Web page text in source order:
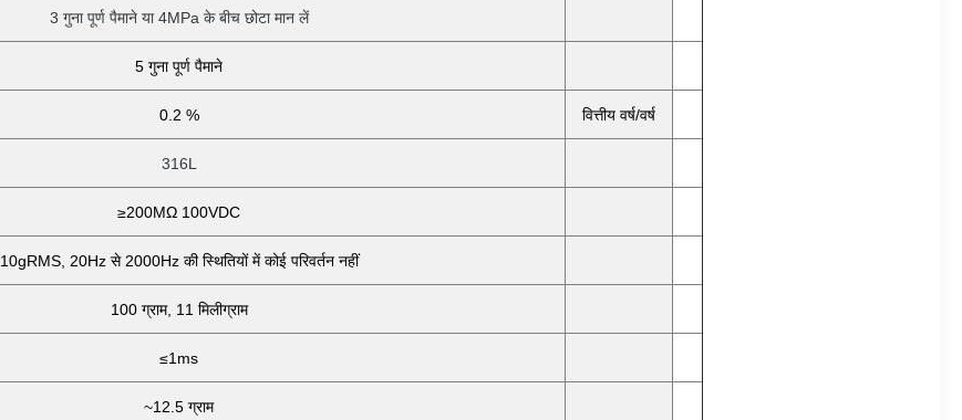
3 गुना पूर्ण पैमाने या 4MPa के बीच छोटा मान लें
5 गुना पूर्ण पैमाने
0.2 % वित्तीय वर्ष/वर्ष
316L
≥200MΩ 100VDC
10gRMS, 20Hz से 2000Hz की स्थितियों में कोई परिवर्तन नहीं
100 ग्राम, 11 मिलीग्राम
≤1ms
~12.5 ग्राम